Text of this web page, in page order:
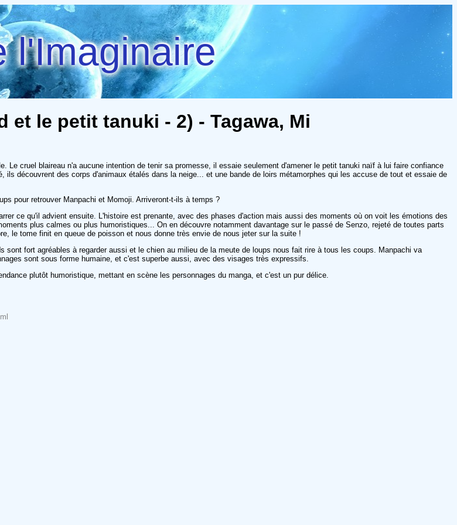
l'Imaginaire
et le petit tanuki - 2) - Tagawa, Mi
Le cruel blaireau n'a aucune intention de tenir sa promesse, il essaie seulement d'amener le petit tanuki naïf à lui faire confiance
découvrent des corps d'animaux étalés dans la neige... et une bande de loirs métamorphes qui les accuse de tout et essaie de
pour retrouver Manpachi et Momoji. Arriveront-t-ils à temps ?
ce qu'il advient ensuite. L'histoire est prenante, avec des phases d'action mais aussi des moments où on voit les émotions des
plus calmes ou plus humoristiques... On en découvre notamment davantage sur le passé de Senzo, rejeté de toutes parts
le tome finit en queue de poisson et nous donne très envie de nous jeter sur la suite !
fort agréables à regarder aussi et le chien au milieu de la meute de loups nous fait rire à tous les coups. Manpachi va
sont sous forme humaine, et c'est superbe aussi, avec des visages très expressifs.
plutôt humoristique, mettant en scène les personnages du manga, et c'est un pur délice.